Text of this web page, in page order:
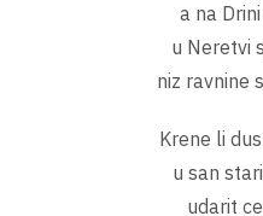
a na
u Neretvi
niz ravnine
Krene li
u san
udarit